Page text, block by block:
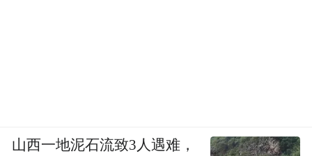
山西一地泥石流致3人遇难，